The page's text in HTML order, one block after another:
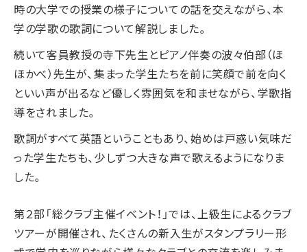
時の大学での授業の様子についての話を交えながら、本
学の学歌の歌詞について解説しました。
続いて客員教授の寺下先生とピアノ伴奏の波々伯部（ほ
ほかべ）先生が、集まった学生たちを前に笑顔で前を向く
といい声が出るなど優しく雰囲気を和ませながら、学歌指
導をされました。
歌詞がすべて英語ということもあり、始めは戸惑い気味だ
った学生たちも、少しずつ大きな声で歌えるようになりま
した。
第２部「総クラブ主催イベント！」では、上級生によるクラブ
ツアーが開催され、たくさんの新入生がスタンプラリー形